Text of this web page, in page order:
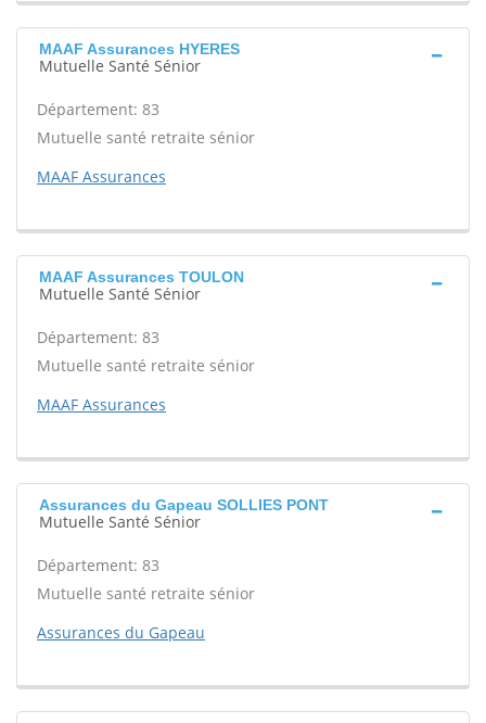
MAAF Assurances HYERES
Mutuelle Santé Sénior
Département: 83
Mutuelle santé retraite sénior
MAAF Assurances
MAAF Assurances TOULON
Mutuelle Santé Sénior
Département: 83
Mutuelle santé retraite sénior
MAAF Assurances
Assurances du Gapeau SOLLIES PONT
Mutuelle Santé Sénior
Département: 83
Mutuelle santé retraite sénior
Assurances du Gapeau